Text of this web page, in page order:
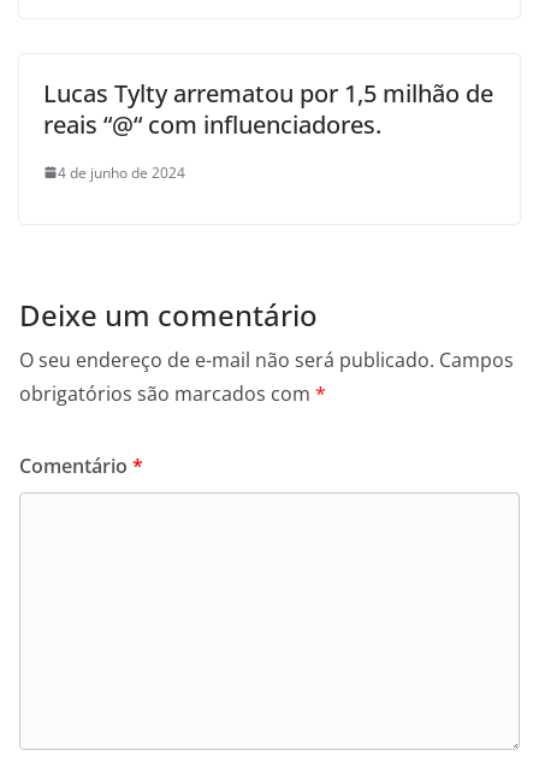
Lucas Tylty arrematou por 1,5 milhão de
reais “@“ com influenciadores.
4 de junho de 2024
Deixe um comentário
O seu endereço de e-mail não será publicado. Campos
obrigatórios são marcados com *
Comentário *